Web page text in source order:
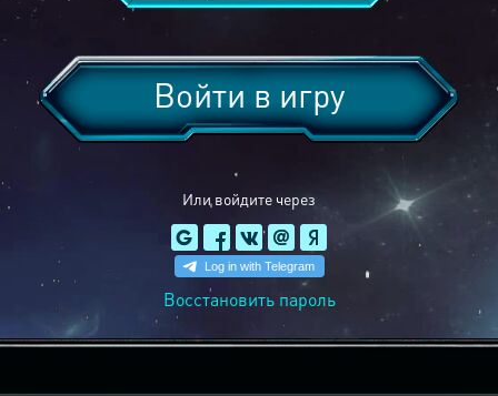
Или войдите через
Войти в игру
Восстановить пароль